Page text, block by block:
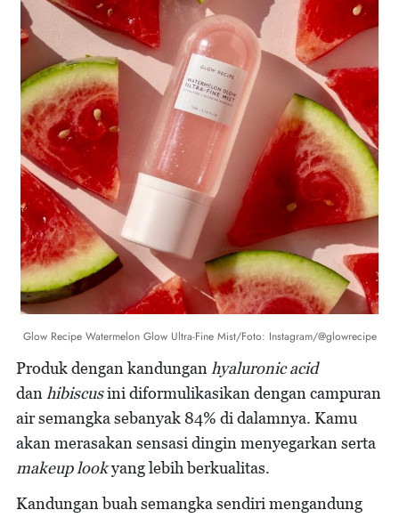
Glow Recipe Watermelon Glow Ultra-Fine Mist/Foto: Instagram/@glowrecipe
Produk dengan kandungan hyaluronic acid
dan hibiscusini diformulikasikan dengan campuran
air semangka sebanyak 84% di dalamnya. Kamu
akan merasakan sensasi dingin menyegarkan serta
makeup lookyang lebih berkualitas.
Kandungan buah semangka sendiri mengandung